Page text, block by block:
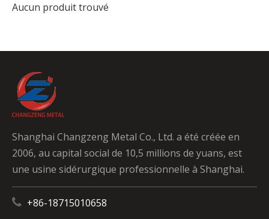
Aucun produit trouvé
Shanghai Changzeng Metal Co., Ltd. a été créée en
2006, au capital social de 10,5 millions de yuans, est
une usine sidérurgique professionnelle à Shanghai.
 +86-18715010658